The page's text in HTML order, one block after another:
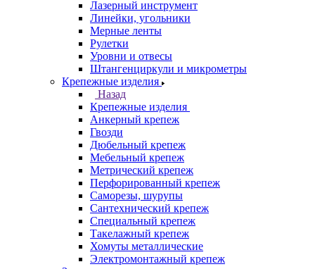
Лазерный инструмент
Линейки, угольники
Мерные ленты
Рулетки
Уровни и отвесы
Штангенциркули и микрометры
Крепежные изделия
Назад
Крепежные изделия
Анкерный крепеж
Гвозди
Дюбельный крепеж
Мебельный крепеж
Метрический крепеж
Перфорированный крепеж
Саморезы, шурупы
Сантехнический крепеж
Специальный крепеж
Такелажный крепеж
Хомуты металлические
Электромонтажный крепеж